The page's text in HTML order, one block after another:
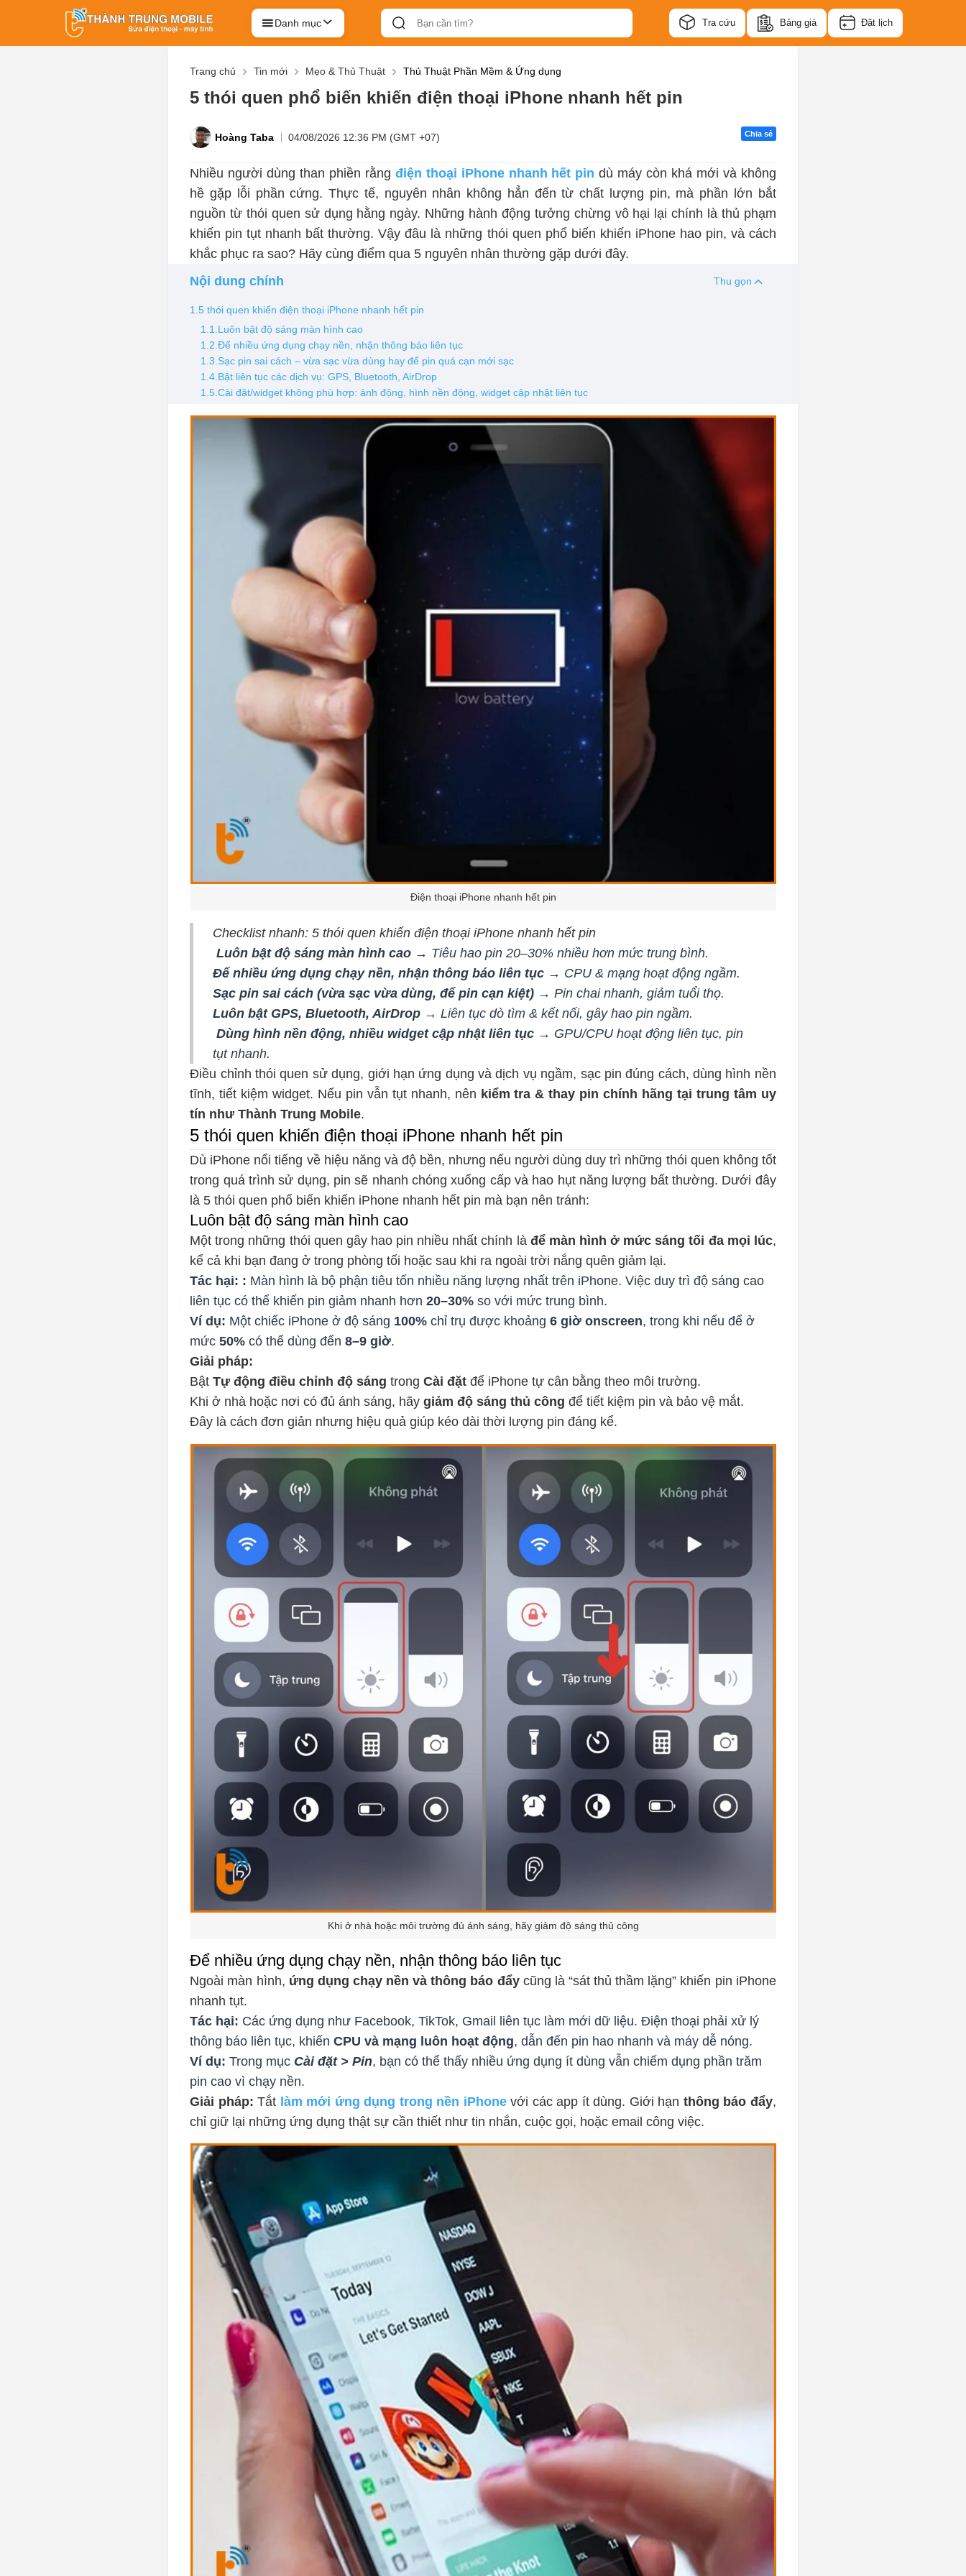
Danh mục Tra cứu Bảng giá Đặt lịch
Trang chủ Tin mới Mẹo & Thủ Thuật Thủ Thuật Phần Mềm & Ứng dụng
5 thói quen phổ biến khiến điện thoại iPhone nhanh hết pin
Hoàng Taba 04/08/2026 12:36 PM (GMT +07) Chia sẻ
Nhiều người dùng than phiền rằng điện thoại iPhone nhanh hết pin dù máy còn khá mới và không
hề gặp lỗi phần cứng. Thực tế, nguyên nhân không hẳn đến từ chất lượng pin, mà phần lớn bắt
nguồn từ thói quen sử dụng hằng ngày. Những hành động tưởng chừng vô hại lại chính là thủ phạm
khiến pin tụt nhanh bất thường. Vậy đâu là những thói quen phổ biến khiến iPhone hao pin, và cách
khắc phục ra sao? Hãy cùng điểm qua 5 nguyên nhân thường gặp dưới đây.
Nội dung chính
Thu gọn
1.5 thói quen khiến điện thoại iPhone nhanh hết pin
1.1.Luôn bật độ sáng màn hình cao
1.2.Để nhiều ứng dụng chạy nền, nhận thông báo liên tục
1.3.Sạc pin sai cách – vừa sạc vừa dùng hay để pin quá cạn mới sạc
1.4.Bật liên tục các dịch vụ: GPS, Bluetooth, AirDrop
1.5.Cài đặt/widget không phù hợp: ảnh động, hình nền động, widget cập nhật liên tục
Điện thoại iPhone nhanh hết pin
Checklist nhanh: 5 thói quen khiến điện thoại iPhone nhanh hết pin
Luôn bật độ sáng màn hình cao → Tiêu hao pin 20–30% nhiều hơn mức trung bình.
Để nhiều ứng dụng chạy nền, nhận thông báo liên tục → CPU & mạng hoạt động ngầm.
Sạc pin sai cách (vừa sạc vừa dùng, để pin cạn kiệt) → Pin chai nhanh, giảm tuổi thọ.
Luôn bật GPS, Bluetooth, AirDrop → Liên tục dò tìm & kết nối, gây hao pin ngầm.
Dùng hình nền động, nhiều widget cập nhật liên tục → GPU/CPU hoạt động liên tục, pin
tụt nhanh.
Điều chỉnh thói quen sử dụng, giới hạn ứng dụng và dịch vụ ngầm, sạc pin đúng cách, dùng hình nền
tĩnh, tiết kiệm widget. Nếu pin vẫn tụt nhanh, nên kiểm tra & thay pin chính hãng tại trung tâm uy
tín như Thành Trung Mobile.
5 thói quen khiến điện thoại iPhone nhanh hết pin
Dù iPhone nổi tiếng về hiệu năng và độ bền, nhưng nếu người dùng duy trì những thói quen không tốt
trong quá trình sử dụng, pin sẽ nhanh chóng xuống cấp và hao hụt năng lượng bất thường. Dưới đây
là 5 thói quen phổ biến khiến iPhone nhanh hết pin mà bạn nên tránh:
Luôn bật độ sáng màn hình cao
Một trong những thói quen gây hao pin nhiều nhất chính là để màn hình ở mức sáng tối đa mọi lúc,
kể cả khi bạn đang ở trong phòng tối hoặc sau khi ra ngoài trời nắng quên giảm lại.
Tác hại: : Màn hình là bộ phận tiêu tốn nhiều năng lượng nhất trên iPhone. Việc duy trì độ sáng cao
liên tục có thể khiến pin giảm nhanh hơn20–30% so với mức trung bình.
Ví dụ: Một chiếc iPhone ở độ sáng 100% chỉ trụ được khoảng6 giờ onscreen, trong khi nếu để ở
mức50% có thể dùng đến8–9 giờ.
Giải pháp:
BậtTự động điều chỉnh độ sáng trongCài đặt để iPhone tự cân bằng theo môi trường.
Khi ở nhà hoặc nơi có đủ ánh sáng, hãygiảm độ sáng thủ công để tiết kiệm pin và bảo vệ mắt.
Đây là cách đơn giản nhưng hiệu quả giúp kéo dài thời lượng pin đáng kể.
Khi ở nhà hoặc môi trường đủ ánh sáng, hãy giảm độ sáng thủ công
Để nhiều ứng dụng chạy nền, nhận thông báo liên tục
Ngoài màn hình, ứng dụng chạy nền và thông báo đẩycũng là “sát thủ thầm lặng” khiến pin iPhone
nhanh tụt.
Tác hại: Các ứng dụng như Facebook, TikTok, Gmail liên tục làm mới dữ liệu. Điện thoại phải xử lý
thông báo liên tục, khiếnCPU và mạng luôn hoạt động, dẫn đến pin hao nhanh và máy dễ nóng.
Ví dụ: Trong mục Cài đặt > Pin, bạn có thể thấy nhiều ứng dụng ít dùng vẫn chiếm dụng phần trăm
pin cao vì chạy nền.
Giải pháp:Tắt làm mới ứng dụng trong nền iPhone với các app ít dùng. Giới hạn thông báo đẩy,
chỉ giữ lại những ứng dụng thật sự cần thiết như tin nhắn, cuộc gọi, hoặc email công việc.